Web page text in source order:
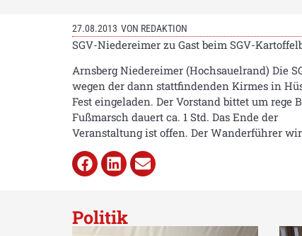
27.08.2013 VON REDAKTION
SGV-Niedereimer zu Gast beim SGV-
Arnsberg Niedereimer (Hochsauelrand) Die
wegen der dann stattfindenden Kirmes in
Fest eingeladen. Der Vorstand bittet um
Fußmarsch dauert ca. 1 Std. Das Ende der
Veranstaltung ist offen. Der Wanderführer
Politik